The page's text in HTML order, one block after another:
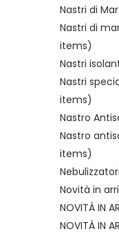
Nastri di
Nastri di
items)
Nastri
Nastri
items)
Nastro
Nastro
items)
Novità in
NOVITÀ IN
NOVITÀ IN